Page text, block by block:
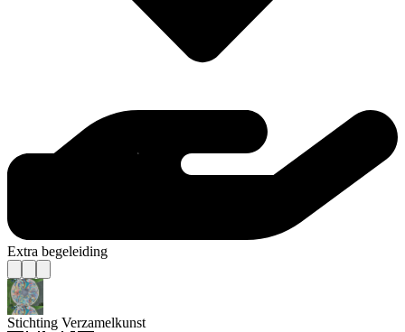
Extra begeleiding
Stichting Verzamelkunst